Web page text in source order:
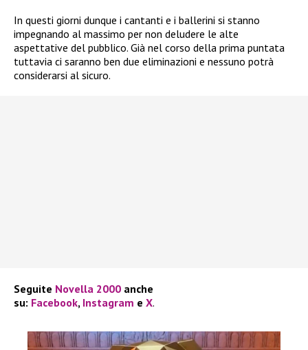
In questi giorni dunque i cantanti e i ballerini si stanno
impegnando al massimo per non deludere le alte
aspettative del pubblico. Già nel corso della prima puntata
tuttavia ci saranno ben due eliminazioni e nessuno potrà
considerarsi al sicuro.
Seguite Novella 2000 anche
su: Facebook, Instagram e X.